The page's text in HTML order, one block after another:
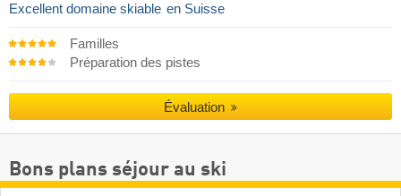
Excellent domaine skiable en Suisse
Familles
Préparation des pistes
Évaluation
Bons plans séjour au ski